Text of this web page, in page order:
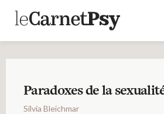
Articles
Paradoxes de la
Silvia Bleichmar